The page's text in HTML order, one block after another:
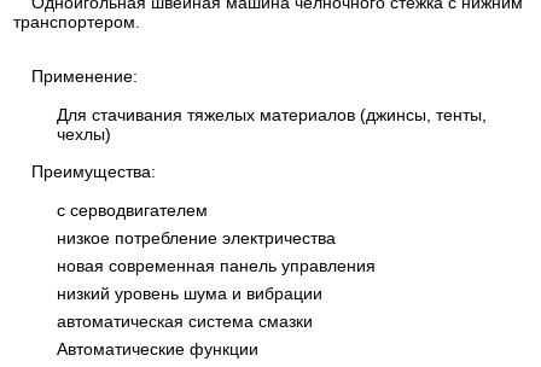
транспортером.
Применение:
Для стачивания тяжелых материалов (джинсы, тенты,
чехлы)
Преимущества:
с серводвигателем
низкое потребление электричества
новая современная панель управления
низкий уровень шума и вибрации
автоматическая система смазки
Автоматические функции